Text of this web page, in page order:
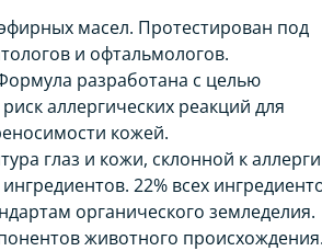
масел. Протестирован под
и офтальмологов.
разработана с целью
аллергических реакций для
кожей.
глаз и кожи, склонной к
22% всех
органического земледелия.
животного